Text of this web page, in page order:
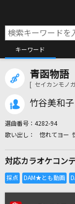
キーワード
青函物語
[ セイカンモノ
竹谷美和子
選曲番号： 4282-94
惚れてヨー
対応カラオケコン